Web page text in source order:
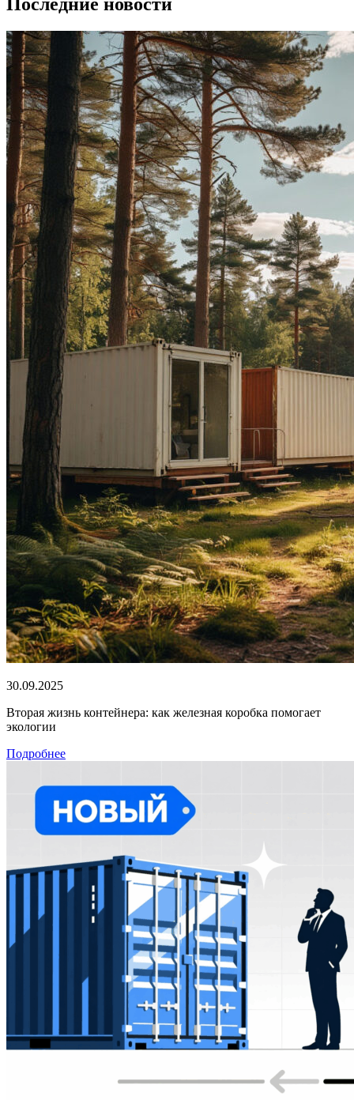
Последние новости
30.09.2025
Вторая жизнь контейнера: как железная коробка помогает
экологии
Подробнее